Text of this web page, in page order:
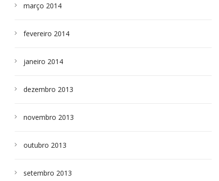
março 2014
fevereiro 2014
janeiro 2014
dezembro 2013
novembro 2013
outubro 2013
setembro 2013